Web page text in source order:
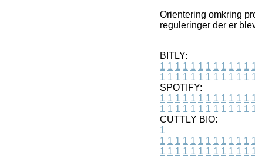
Orientering omkring
reguleringer der er
BITLY:
1 1 1 1 1 1 1 1 1 1 1 1
1 1 1 1 1 1 1 1 1 1 1 1
SPOTIFY:
1 1 1 1 1 1 1 1 1 1 1 1
1 1 1 1 1 1 1 1 1 1 1 1
CUTTLY BIO:
1
1 1 1 1 1 1 1 1 1 1 1 1
1 1 1 1 1 1 1 1 1 1 1 1